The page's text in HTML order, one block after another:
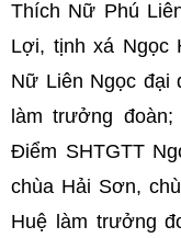
Thích Nữ Phú
Lợi, tịnh xá Ngọc
Nữ Liên Ngọc đại
làm trưởng
Điểm SHTGTT
chùa Hải Sơn,
Huệ làm trưởng